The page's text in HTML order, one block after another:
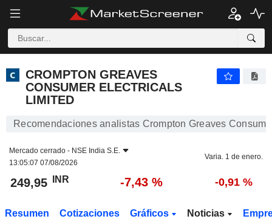
CROMPTON GREAVES
CONSUMER ELECTRICALS
LIMITED
Recomendaciones analistas Crompton Greaves
Mercado cerrado - NSE India S.E.
13:05:07 07/08/2026
Varia. 1 de enero.
249,95 INR -7,43 % -0,91 %
Resumen Cotizaciones Gráficos Noticias